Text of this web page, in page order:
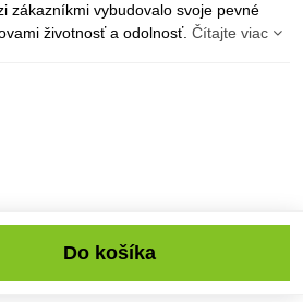
zákazníkmi vybudovalo svoje pevné
životnosť a odolnosť. Čítajte viac
Do košíka